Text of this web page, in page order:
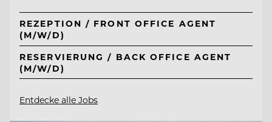
REZEPTION / FRONT OFFICE AGENT
(M/W/D)
RESERVIERUNG / BACK OFFICE AGENT
(M/W/D)
Entdecke alle Jobs